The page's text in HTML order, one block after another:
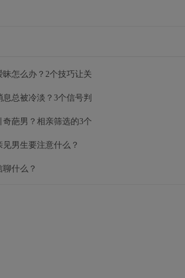
怎么办？2个技巧让关
总被冷淡？3个信号判
奇葩男？相亲筛选的3个
男生要注意什么？
什么？